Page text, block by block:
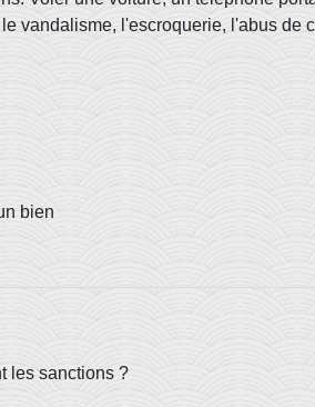
vandalisme, l'escroquerie, l'abus
bien
les sanctions ?